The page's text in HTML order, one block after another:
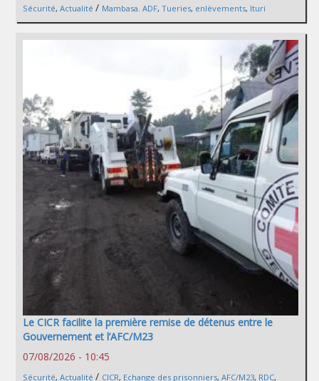
Sécurité, Actualité / Mambasa. ADF, Tueries, enlèvements, Ituri
Le CICR facilite la première remise de détenus entre le
Gouvernement et l’AFC/M23
07/08/2026 - 10:45
Sécurité, Actualité / CICR, Echange des prisonniers, AFC/M23, RDC,